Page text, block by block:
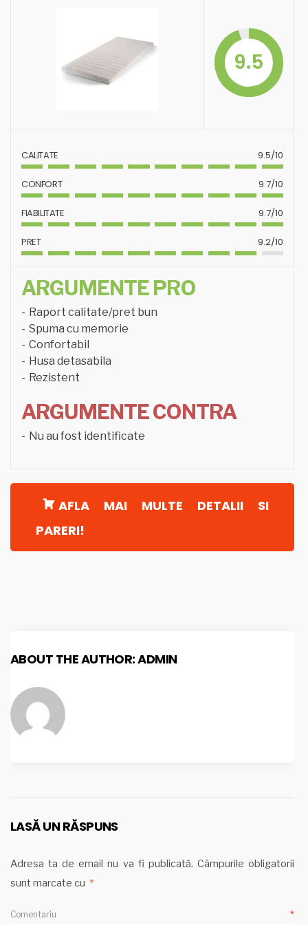
9.5
CALITATE 9.5/10
CONFORT 9.7/10
FIABILITATE 9.7/10
PRET 9.2/10
ARGUMENTE PRO
Raport calitate/pret bun
Spuma cu memorie
Confortabil
Husa detasabila
Rezistent
ARGUMENTE CONTRA
Nu au fost identificate
AFLA MAI MULTE DETALII SI
PARERI!
ABOUT THE AUTHOR:ADMIN
LASĂ UN RĂSPUNS
Adresa ta de email nu va fi publicată. Câmpurile obligatorii
sunt marcate cu *
Comentariu *